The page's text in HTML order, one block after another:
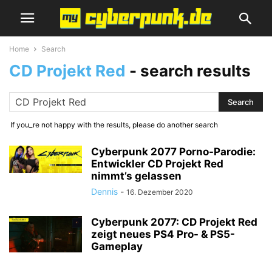
Home Search
CD Projekt Red - search results
If you_re not happy with the results, please do another search
Cyberpunk 2077 Porno-Parodie:
Entwickler CD Projekt Red
nimmt’s gelassen
Dennis - 16. Dezember 2020
Cyberpunk 2077: CD Projekt Red
zeigt neues PS4 Pro- & PS5-
Gameplay